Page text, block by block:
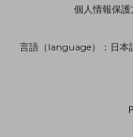
個人情報保護
言語（language）： 日本